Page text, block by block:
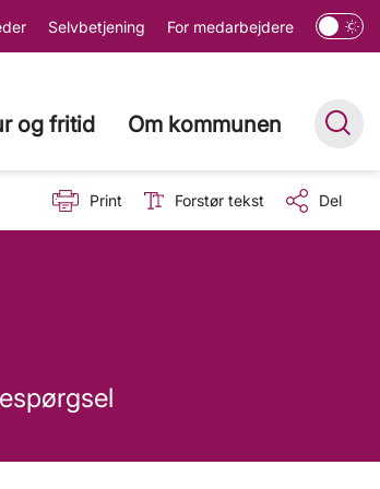
Selvbetjening For medarbejdere
og fritid Om kommunen
Print Forstør tekst Del